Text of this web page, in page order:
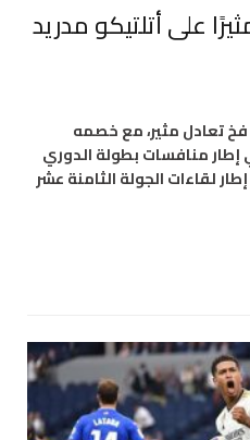
على أتلتيكو مدريد
تعادل مثير، مع خصمه
إطار منافسات بطولة الدوري
لقاءات الجولة الثامنة عشر